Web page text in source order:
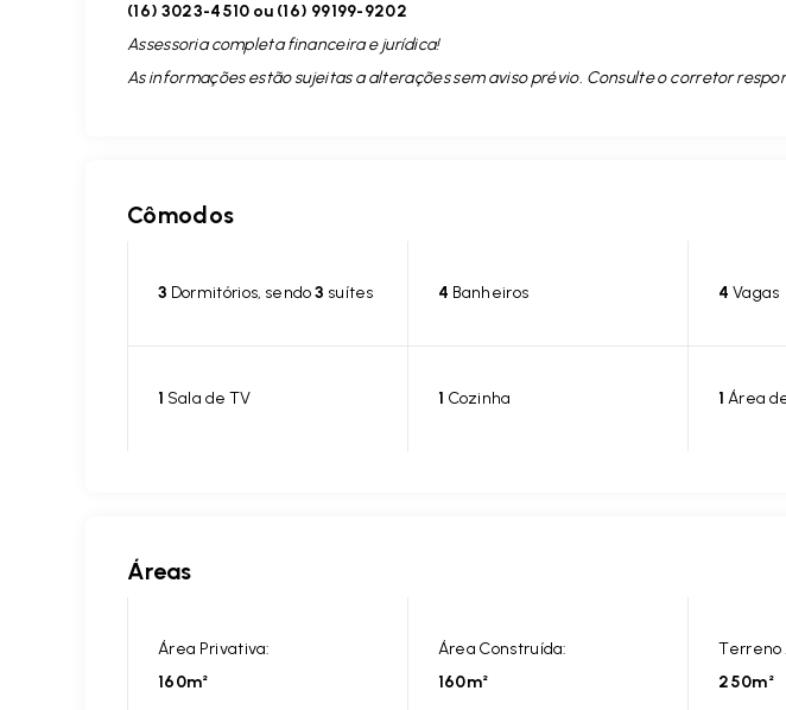
(16) 3023-4510 ou (16) 99199-9202
Assessoria completa financeira e jurídica!
As informações estão sujeitas a alterações sem aviso prévio. Consulte o corretor
Cômodos
3 Dormitórios, sendo3 suítes 4 Banheiros 4 Vagas
1 Sala de TV 1 Cozinha 1 Área
Áreas
Área Privativa:
160m²
Área Construída:
160m²
Terreno
250m²